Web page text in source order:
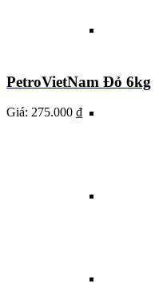
PetroVietNam Đỏ 6kg
Giá: 275.000 ₫